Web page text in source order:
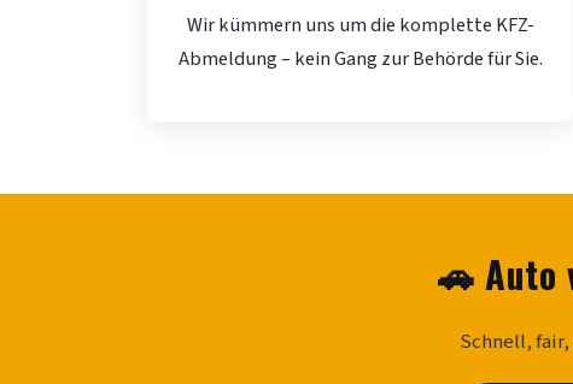
Wir kümmern uns um die komplette KFZ-
Abmeldung – kein Gang zur Behörde für Sie.
🚗 Auto
Schnell,